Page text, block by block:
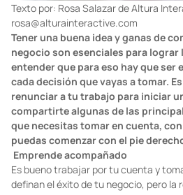
Texto por: Rosa Salazar de Altura
rosa@alturainteractive.com
Tener una buena idea y ganas de
negocio son esenciales para lograr
entender que para eso hay que ser
cada decisión que vayas a tomar.
renunciar a tu trabajo para iniciar
compartirte algunas de las
que necesitas tomar en cuenta,
puedas comenzar con el pie
Emprende acompañado
Es bueno trabajar por tu cuenta y
definan el éxito de tu negocio, pero la